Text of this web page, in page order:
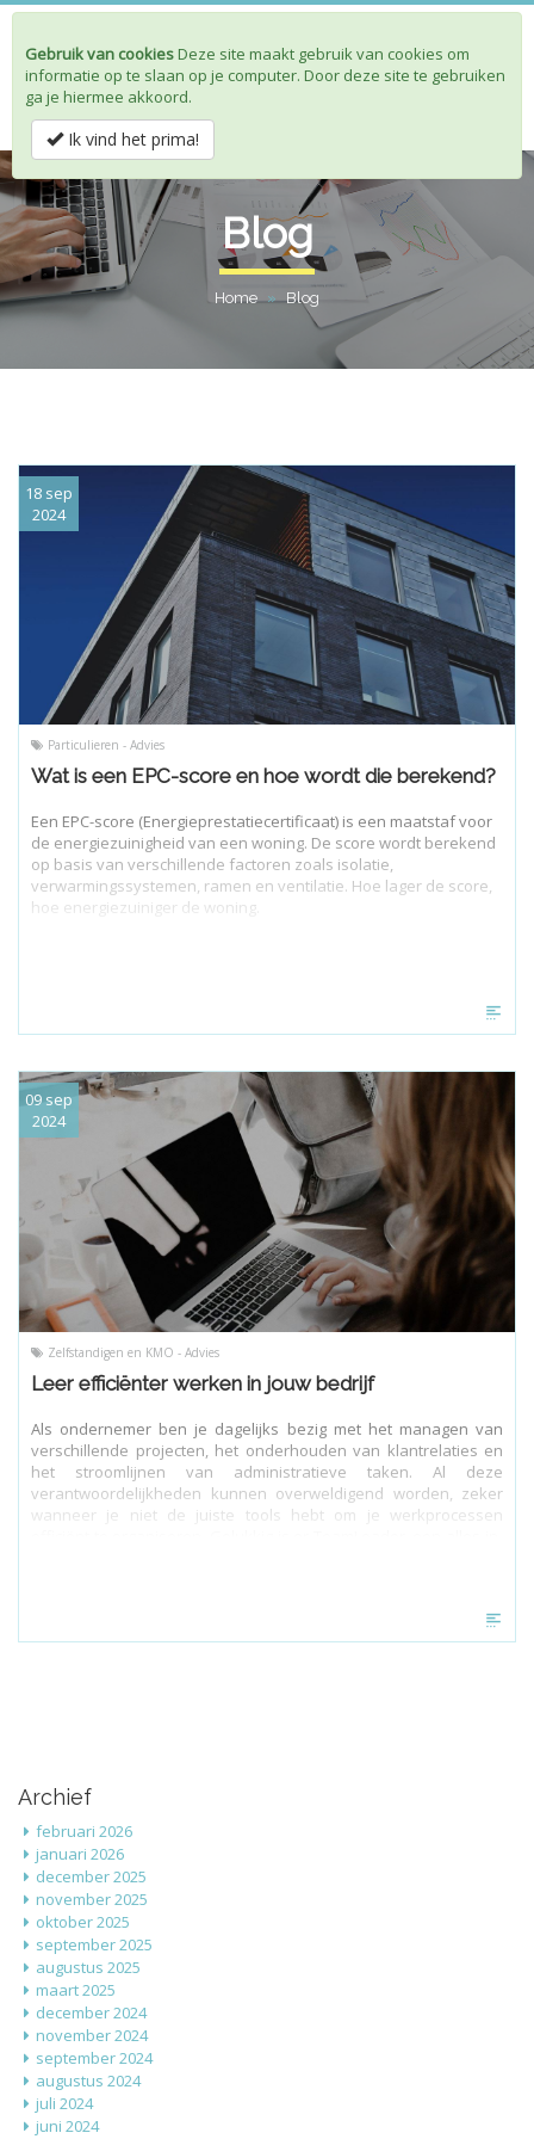
Toggle
Blog
Home » Blog
18 sep
2024
Particulieren - Advies
Wat is een EPC-score en hoe wordt die berekend?
Een EPC-score (Energieprestatiecertificaat) is een maatstaf voor
de energiezuinigheid van een woning. De score wordt berekend
op basis van verschillende factoren zoals isolatie,
verwarmingssystemen, ramen en ventilatie. Hoe lager de score,
hoe energiezuiniger de woning.
09 sep
2024
Zelfstandigen en KMO - Advies
Leer efficiënter werken in jouw bedrijf
Als ondernemer ben je dagelijks bezig met het managen van
verschillende projecten, het onderhouden van klantrelaties en
het stroomlijnen van administratieve taken. Al deze
verantwoordelijkheden kunnen overweldigend worden, zeker
wanneer je niet de juiste tools hebt om je werkprocessen
Met TeamLeader kun je je administratie, projectmanagement,
facturatie en klantrelatiebeheer (CRM) op één platform beheren.
Archief
februari 2026
januari 2026
december 2025
november 2025
oktober 2025
september 2025
augustus 2025
maart 2025
december 2024
november 2024
september 2024
augustus 2024
juli 2024
juni 2024
Gebruik van cookiesDeze site maakt gebruik van cookies om
informatie op te slaan op je computer. Door deze site te gebruiken
ga je hiermee akkoord.
Ik vind het prima!